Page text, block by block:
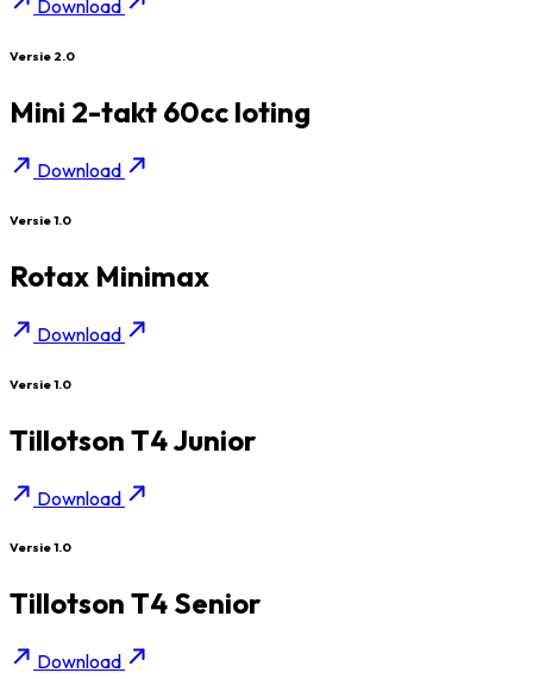
Download
Versie 2.0
Mini 2-takt 60cc loting
Download
Versie 1.0
Rotax Minimax
Download
Versie 1.0
Tillotson T4 Junior
Download
Versie 1.0
Tillotson T4 Senior
Download